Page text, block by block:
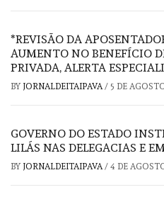
*REVISÃO DA
AUMENTO NO BENEFÍCIO
PRIVADA, ALERTA
BY JORNALDEITAIPAVA/ 5 DE
GOVERNO DO ESTADO
LILÁS NAS DELEGACIAS E
BY JORNALDEITAIPAVA/ 4 DE